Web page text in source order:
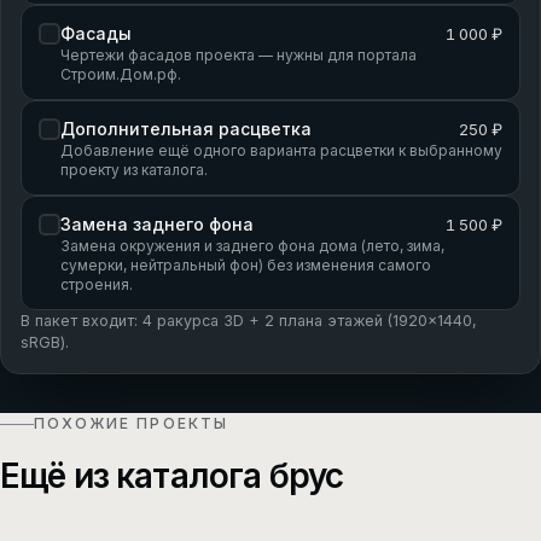
Фасады 1 000 ₽
Чертежи фасадов проекта — нужны для портала
Строим.Дом.рф.
Дополнительная расцветка 250 ₽
Добавление ещё одного варианта расцветки к выбранному
проекту из каталога.
Замена заднего фона 1 500 ₽
Замена окружения и заднего фона дома (лето, зима,
сумерки, нейтральный фон) без изменения самого
строения.
В пакет входит: 4 ракурса 3D + 2 плана этажей (1920×1440,
sRGB).
ПОХОЖИЕ ПРОЕКТЫ
Ещё из каталога брус